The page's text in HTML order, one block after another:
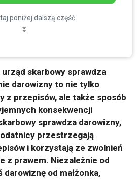
poniżej dalszą część
urząd skarbowy sprawdza
darowizny to nie tylko
z przepisów, ale także sposób
konsekwencji
sprawdza darowizny,
przestrzegają
i korzystają ze zwolnień
z prawem. Niezależnie od
od małżonka,